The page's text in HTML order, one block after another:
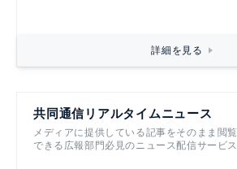
詳細を見る
共同通信リアルタイムニュース
メディアに提供している記事をそのまま閲覧
できる広報部門必見のニュース配信サービス